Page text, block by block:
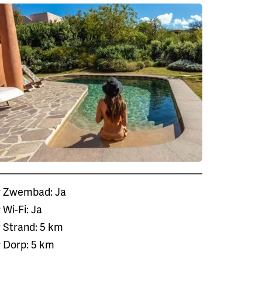
Zwembad: Ja
Wi-Fi: Ja
Strand: 5 km
Dorp: 5 km